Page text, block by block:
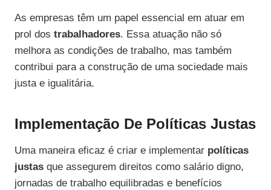
As empresas têm um papel essencial em atuar em
prol dos trabalhadores. Essa atuação não só
melhora as condições de trabalho, mas também
contribui para a construção de uma sociedade mais
justa e igualitária.
Implementação De Políticas Justas
Uma maneira eficaz é criar e implementar políticas
justas que assegurem direitos como salário digno,
jornadas de trabalho equilibradas e benefícios